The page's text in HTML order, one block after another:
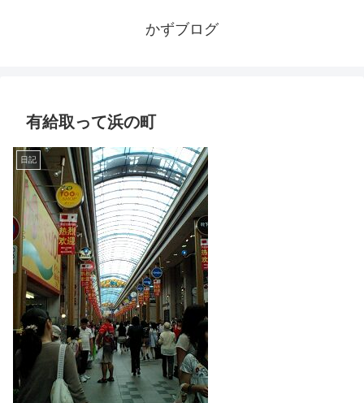
かずブログ
有給取って浜の町
日記